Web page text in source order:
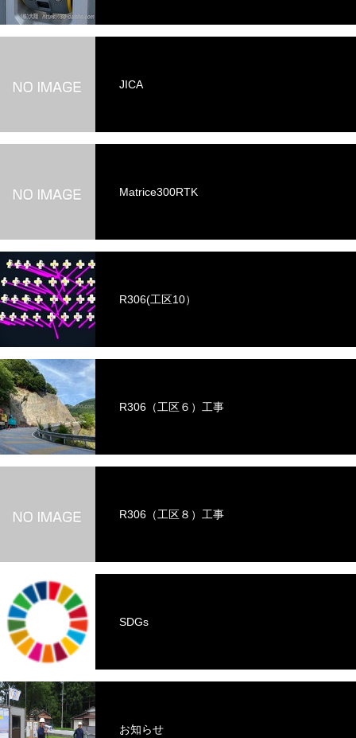
JICA
Matrice300RTK
R306(工区10）
R306（工区６）工事
R306（工区８）工事
SDGs
お知らせ